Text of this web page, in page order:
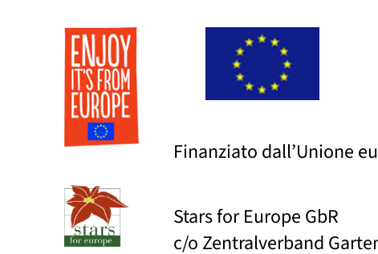
Finanziato dall’Unione
Stars for Europe GbR
c/o Zentralverband